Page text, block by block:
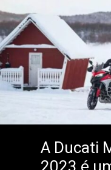
A Ducati